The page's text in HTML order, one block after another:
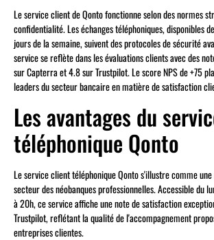
Le service client de Qonto fonctionne selon des normes
confidentialité. Les échanges téléphoniques, disponibles
jours de la semaine, suivent des protocoles de sécurité
service se reflète dans les évaluations clients avec des
sur Capterra et 4.8 sur Trustpilot. Le score NPS de +75
leaders du secteur bancaire en matière de satisfaction
Les avantages du
téléphonique Qonto
Le service client téléphonique Qonto s'illustre comme
secteur des néobanques professionnelles. Accessible du
à 20h, ce service affiche une note de satisfaction
Trustpilot, reflétant la qualité de l'accompagnement
entreprises clientes.